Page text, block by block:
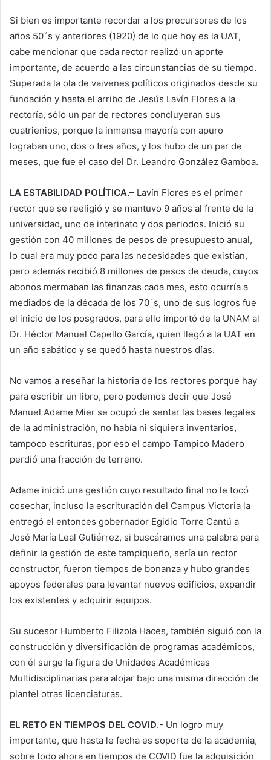
Si bien es importante recordar a los precursores de los
años 50´s y anteriores (1920) de lo que hoy es la UAT,
cabe mencionar que cada rector realizó un aporte
importante, de acuerdo a las circunstancias de su tiempo.
Superada la ola de vaivenes políticos originados desde su
fundación y hasta el arribo de Jesús Lavín Flores a la
rectoría, sólo un par de rectores concluyeran sus
cuatrienios, porque la inmensa mayoría con apuro
lograban uno, dos o tres años, y los hubo de un par de
meses, que fue el caso del Dr. Leandro González Gamboa.
LA ESTABILIDAD POLÍTICA.– Lavín Flores es el primer
rector que se reeligió y se mantuvo 9 años al frente de la
universidad, uno de interinato y dos periodos. Inició su
gestión con 40 millones de pesos de presupuesto anual,
lo cual era muy poco para las necesidades que existían,
pero además recibió 8 millones de pesos de deuda, cuyos
abonos mermaban las finanzas cada mes, esto ocurría a
mediados de la década de los 70´s, uno de sus logros fue
el inicio de los posgrados, para ello importó de la UNAM al
Dr. Héctor Manuel Capello García, quien llegó a la UAT en
un año sabático y se quedó hasta nuestros días.
No vamos a reseñar la historia de los rectores porque hay
para escribir un libro, pero podemos decir que José
Manuel Adame Mier se ocupó de sentar las bases legales
de la administración, no había ni siquiera inventarios,
tampoco escrituras, por eso el campo Tampico Madero
perdió una fracción de terreno.
Adame inició una gestión cuyo resultado final no le tocó
cosechar, incluso la escrituración del Campus Victoria la
entregó el entonces gobernador Egidio Torre Cantú a
José María Leal Gutiérrez, si buscáramos una palabra para
definir la gestión de este tampiqueño, sería un rector
constructor, fueron tiempos de bonanza y hubo grandes
apoyos federales para levantar nuevos edificios, expandir
los existentes y adquirir equipos.
Su sucesor Humberto Filizola Haces, también siguió con la
construcción y diversificación de programas académicos,
con él surge la figura de Unidades Académicas
Multidisciplinarias para alojar bajo una misma dirección de
plantel otras licenciaturas.
EL RETO EN TIEMPOS DEL COVID.- Un logro muy
importante, que hasta le fecha es soporte de la academia,
sobre todo ahora en tiempos de COVID fue la adquisición